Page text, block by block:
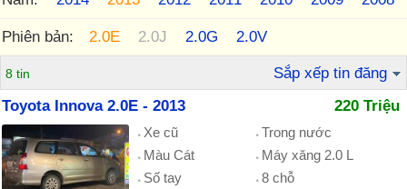
Phiên bản: 2.0E 2.0J 2.0G 2.0V
8 tin
Sắp xếp tin đăng
Toyota Innova 2.0E - 2013
220 Triệu
Xe cũ
Trong nước
Màu Cát
Máy xăng 2.0 L
Số tay
8 chỗ